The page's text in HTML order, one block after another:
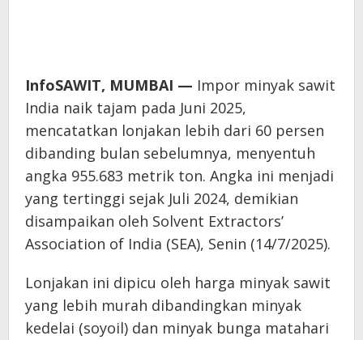
InfoSAWIT, MUMBAI — Impor minyak sawit
India naik tajam pada Juni 2025,
mencatatkan lonjakan lebih dari 60 persen
dibanding bulan sebelumnya, menyentuh
angka 955.683 metrik ton. Angka ini menjadi
yang tertinggi sejak Juli 2024, demikian
disampaikan oleh Solvent Extractors’
Association of India (SEA), Senin (14/7/2025).
Lonjakan ini dipicu oleh harga minyak sawit
yang lebih murah dibandingkan minyak
kedelai (soyoil) dan minyak bunga matahari